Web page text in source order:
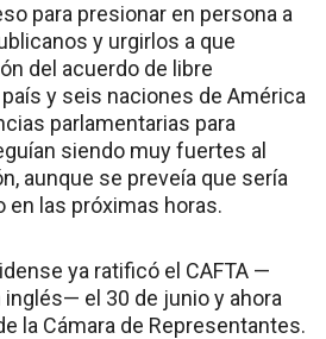
para presionar en persona a
y urgirlos a que
del acuerdo de libre
y seis naciones de América
parlamentarias para
siendo muy fuertes al
aunque se preveía que sería
en las próximas horas.
ya ratificó el CAFTA —
el 30 de junio y ahora
la Cámara de Representantes.